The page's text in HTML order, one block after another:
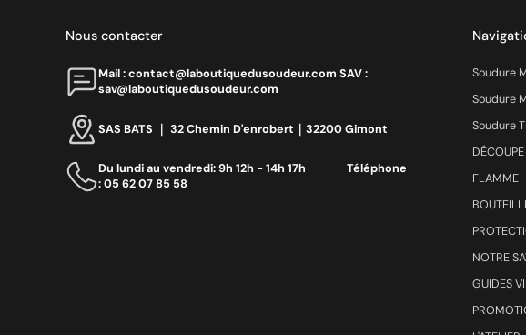
Nous contacter
Mail : contact@laboutiquedusoudeur.comㅤㅤㅤㅤ SAV :
sav@laboutiquedusoudeur.com
SAS BATS ｜ 32 Chemin D'enrobert｜32200 Gimont
Du lundi au vendredi: 9h 12h - 14h 17h ‎ ‎ ‎ ‎ ‎ ‎ ‎ ‎ ‎ ‎ ‎ ‎ ‎ ‎‎ Téléphone
: 05 62 07 85 58
Soudure
Soudure
Soudure
FLAMME
NOTRE
GUIDES